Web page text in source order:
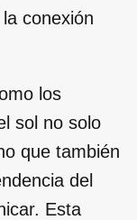
conexión
los
sol no solo
que también
del
Esta